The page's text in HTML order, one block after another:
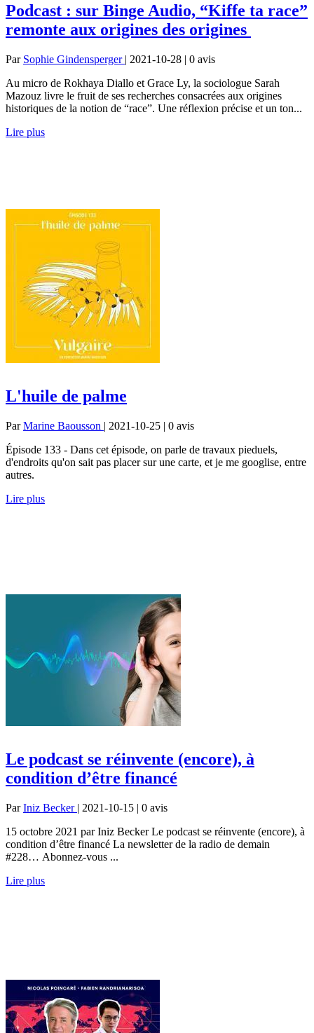
Podcast : sur Binge Audio, “Kiffe ta race”
remonte aux origines des origines
Par Sophie Gindensperger | 2021-10-28 | 0 avis
Au micro de Rokhaya Diallo et Grace Ly, la sociologue Sarah
Mazouz livre le fruit de ses recherches consacrées aux origines
historiques de la notion de “race”. Une réflexion précise et un ton...
Lire plus
L'huile de palme
ParMarine Baousson | 2021-10-25 | 0 avis
Épisode 133 - Dans cet épisode, on parle de travaux pieduels,
d'endroits qu'on sait pas placer sur une carte, et je me googlise, entre
autres.
Lire plus
Le podcast se réinvente (encore), à
condition d’être financé
ParIniz Becker | 2021-10-15 | 0 avis
15 octobre 2021 par Iniz Becker Le podcast se réinvente (encore), à
condition d’être financé La newsletter de la radio de demain
#228… Abonnez-vous ...
Lire plus